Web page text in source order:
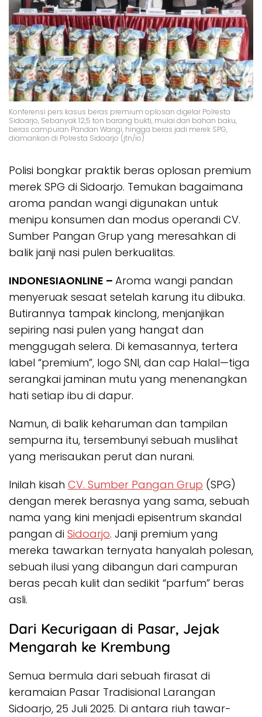
Konferensi pers kasus beras premium oplosan digelar Polresta
Sidoarjo, Sebanyak 12,5 ton barang bukti, mulai dari bahan baku,
beras campuran Pandan Wangi, hingga beras jadi merek SPG,
diamankan di Polresta Sidoarjo (jtn/io)
Polisi bongkar praktik beras oplosan premium
merek SPG di Sidoarjo. Temukan bagaimana
aroma pandan wangi digunakan untuk
menipu konsumen dan modus operandi CV.
Sumber Pangan Grup yang meresahkan di
balik janji nasi pulen berkualitas.
INDONESIAONLINE – Aroma wangi pandan
menyeruak sesaat setelah karung itu dibuka.
Butirannya tampak kinclong, menjanjikan
sepiring nasi pulen yang hangat dan
menggugah selera. Di kemasannya, tertera
label “premium”, logo SNI, dan cap Halal—tiga
serangkai jaminan mutu yang menenangkan
hati setiap ibu di dapur.
Namun, di balik keharuman dan tampilan
sempurna itu, tersembunyi sebuah muslihat
yang merisaukan perut dan nurani.
Inilah kisah CV. Sumber Pangan Grup (SPG)
dengan merek berasnya yang sama, sebuah
nama yang kini menjadi episentrum skandal
pangan di Sidoarjo. Janji premium yang
mereka tawarkan ternyata hanyalah polesan,
sebuah ilusi yang dibangun dari campuran
beras pecah kulit dan sedikit “parfum” beras
asli.
Dari Kecurigaan di Pasar, Jejak
Mengarah ke Krembung
Semua bermula dari sebuah firasat di
keramaian Pasar Tradisional Larangan
Sidoarjo, 25 Juli 2025. Di antara riuh tawar-